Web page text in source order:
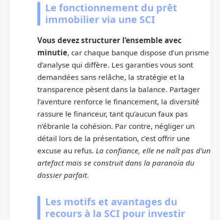
Le fonctionnement du prêt
immobilier via une SCI
Vous devez structurer l’ensemble avec
minutie, car chaque banque dispose d’un prisme
d’analyse qui diffère. Les garanties vous sont
demandées sans relâche, la stratégie et la
transparence pèsent dans la balance. Partager
l’aventure renforce le financement, la diversité
rassure le financeur, tant qu’aucun faux pas
n’ébranle la cohésion. Par contre, négliger un
détail lors de la présentation, c’est offrir une
excuse au refus. La confiance, elle ne naît pas d’un
artefact mais se construit dans la paranoïa du
dossier parfait.
Les motifs et avantages du
recours à la SCI pour investir